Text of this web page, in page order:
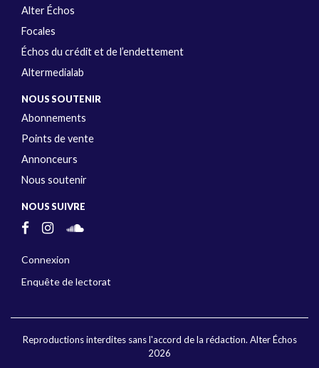
Alter Échos
Focales
Échos du crédit et de l’endettement
Altermedialab
NOUS SOUTENIR
Abonnements
Points de vente
Annonceurs
Nous soutenir
NOUS SUIVRE
Connexion
Enquête de lectorat
Reproductions interdites sans l'accord de la rédaction. Alter Échos
2026